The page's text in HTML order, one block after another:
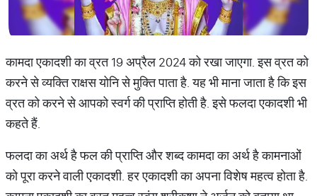
कामदा एकादशी का व्रत 19 अप्रैल 2024 को रखा जाएगा. इस व्रत को
करने से व्यक्ति राक्षस योनि से मुक्ति पाता है. यह भी माना जाता है कि इस
व्रत को करने से आपको स्वर्ग की प्राप्ति होती है. इसे फलदा एकादशी भी
कहते हैं.
फलदा का अर्थ है फल की प्राप्ति और शब्द कामदा का अर्थ है कामनाओं
को पूरा करने वाली एकादशी. हर एकादशी का अपना विशेष महत्व होता है.